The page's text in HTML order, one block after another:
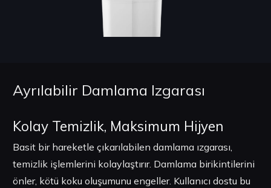
Ayrılabilir Damlama Izgarası
Kolay Temizlik, Maksimum Hijyen
Basit bir hareketle çıkarılabilen damlama ızgarası,
temizlik işlemlerini kolaylaştırır. Damlama birikintilerini
önler, kötü koku oluşumunu engeller. Kullanıcı dostu bu